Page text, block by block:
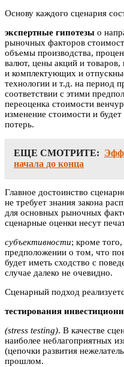
Основу каждого сценария
экспертные гипотезы о
рыночных факторов
объемы производства,
валют, цены акций и
и комплектующих и
технологии и т.д. на период
соответствии с этими
переоценка стоимости
изменение стоимости и
потерь.
ЕЩЕ СМОТРИТЕ:
начала до конца
Главное достоинство
не требует знания закона
для основных рыночных
сценарные оценки несут
субъективности; кроме
предположении о том, что
будет иметь сходство с
случае далеко не очевидно.
Сценарный подход
тестирования
(stress testing). В качестве
наиболее неблагоприятных
(цепочки развития
прошлом.